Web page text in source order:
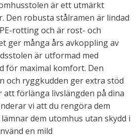
är ett utmärkt
Den robusta stålramen är lindad
rotting och är rost- och
ger många års avkoppling av
är utformad med
för maximal komfort. Den
och ryggkudden ger extra stöd
att förlänga livslängden på dina
vi att du rengöra dem
dem utomhus utan skydd i
en mild